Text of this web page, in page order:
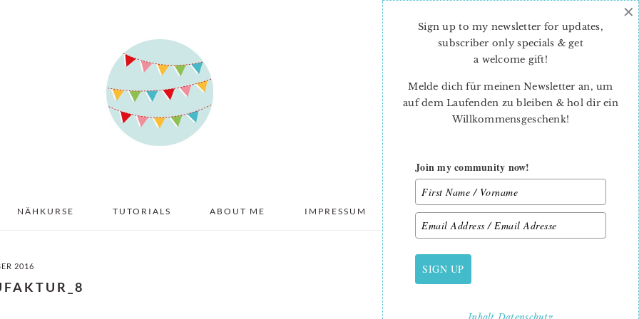
NÄHKURSE TUTORIALS ABOUT ME IMPRESSUM DATENSCHUTZ
2016
PRIMARY
SIDEBAR
Sign up to my newsletter for updates,
subscriber only specials & get
a welcome gift!
Melde dich für meinen Newsletter an, um
auf dem Laufenden zu bleiben & hol dir ein
Willkommensgeschenk!
Join my community now!
SIGN UP
×